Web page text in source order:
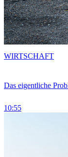
Das eigentliche
10:55
WIRTSCHAFT